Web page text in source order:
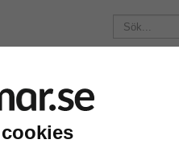
hur mycket du beställer.